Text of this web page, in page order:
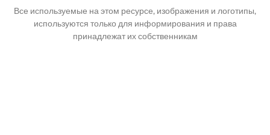
Все используемые на этом ресурсе, изображения и логотипы,
используются только для информирования и права
принадлежат их собственникам